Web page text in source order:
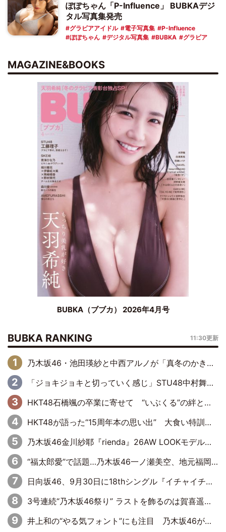
ぽぽちゃん「P-Influence」 BUBKAデジ
タル写真集発売
グラビアアイドル 電子写真集
P-Influence
ぽぽちゃん
デジタル写真集 BUBKA グラビア
MAGAZINE&BOOKS
BUBKA（ブブカ） 2026年4月号
BUBKA RANKING 11:30更新
乃木坂46・池田瑛紗と中西アルノが「真冬のかき氷」騒動で火花散らす！ 因縁の裏にあるのは、逆境をともに“凌”ぐ似た者同士の絆
「ジョキジョキと切っていく感じ」STU48中村舞、新しい挑戦は自らの手で
HKT48石橋颯の卒業に寄せて “いぶくる”の絆と後輩・龍頭綺音の決意
HKT48が語った“15周年本の思い出” 大食い特訓・守護霊企画・制服グラビア…盛りだくさんの裏話
乃木坂46金川紗耶『rienda』26AW LOOKモデルに就任
“福太郎愛”で話題…乃木坂46一ノ瀬美空、地元福岡『めんべい25周年トップサポーター』に就任
日向坂46、9月30日に18thシングル『イチャイチャ虫』の発売決定！ フォーメーションは『日向坂で会いましょう』にて発表
3号連続“乃木坂46祭り” ラストを飾るのは賀喜遥香…5年ぶりの登場に「5年分大人になった私を見ていただけたら」
井上和の“やる気フォント”にも注目 乃木坂46が挑んだ書道パフォーマンスの舞台裏